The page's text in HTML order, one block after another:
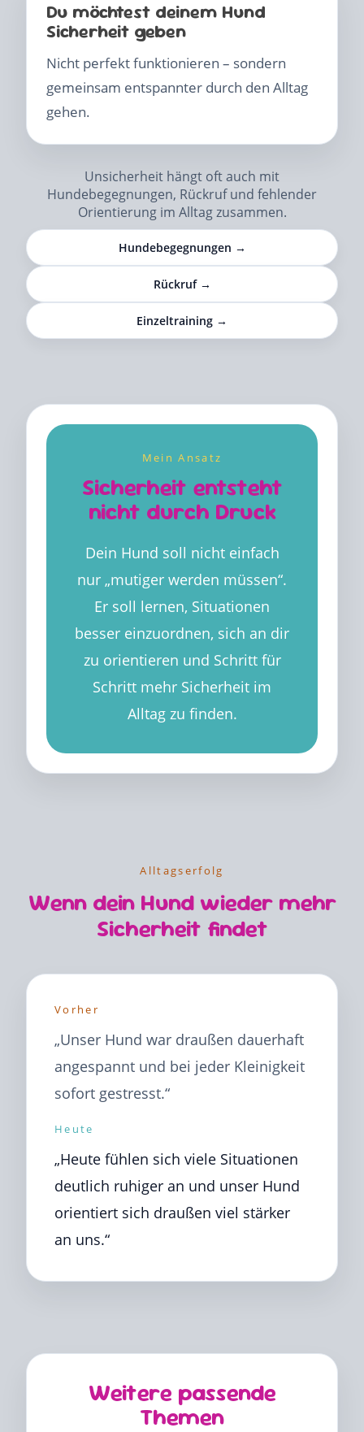
Du möchtest deinem Hund
Sicherheit geben
Nicht perfekt funktionieren – sondern
gemeinsam entspannter durch den Alltag
gehen.
Unsicherheit hängt oft auch mit
Hundebegegnungen, Rückruf und fehlender
Orientierung im Alltag zusammen.
Hundebegegnungen →
Rückruf →
Einzeltraining →
Mein Ansatz
Sicherheit entsteht
nicht durch Druck
Dein Hund soll nicht einfach
nur „mutiger werden müssen“.
Er soll lernen, Situationen
besser einzuordnen, sich an dir
zu orientieren und Schritt für
Schritt mehr Sicherheit im
Alltag zu finden.
Alltagserfolg
Wenn dein Hund wieder mehr
Sicherheit findet
Vorher
„Unser Hund war draußen dauerhaft
angespannt und bei jeder Kleinigkeit
sofort gestresst.“
Heute
„Heute fühlen sich viele Situationen
deutlich ruhiger an und unser Hund
orientiert sich draußen viel stärker
an uns.“
Weitere passende
Themen